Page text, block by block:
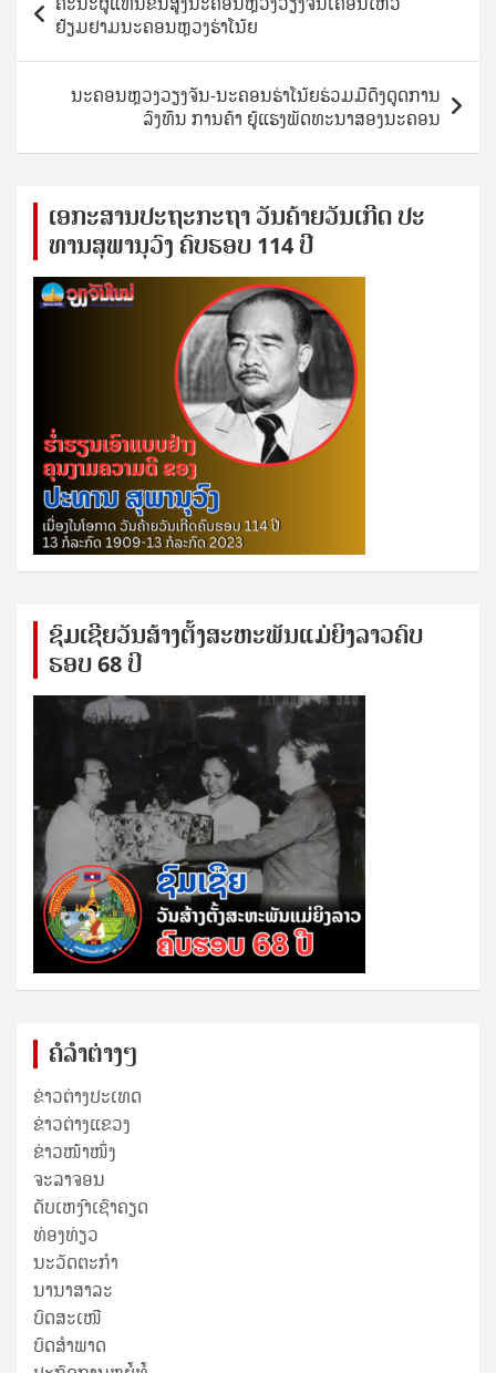
navigation
ຢ້ຽມຢາມນະຄອນຫຼວງຮ່າໂນ້ຍ
ນະຄອນຫຼວງວຽງຈັນ-ນະຄອນຮ່າໂນ້ຍຮ່ວມມືດຶງດູດການ
ລົງທຶນ ການຄ້າ ຍູ້ແຮງພັດທະນາສອງນະຄອນ
ເອ​ກະ​ສານ​ປະ​ຖະ​ກະ​ຖ​າ ວັນ​ຄ້າຍ​ວັນ​ເກີດ ປ​ະ​
ທານ​ສຸ​ພາ​ນຸ​ວົງ ຄົບ​ຮອບ 114 ປີ
ຊົ​ມ​ເຊີຍ​ວັນ​ສ້າງ​ຕັ້ງ​ສະ​ຫະ​ພັນ​ແມ່​ຍິງ​​ລາວຄົບ​
ຮອບ 68 ປິ
ຄໍລຳຕ່າງໆ
ຂ່າວຕ່າງປະເທດ
ຂ່າວ​ຕ່າງ​ແຂວງ
ຂ່າວໜ້າໜຶ່ງ
ຈະລາຈອນ
ດັບເຫງົາເຊົາຄຽດ
ທ່ອງທ່ຽວ
ນະວັດຕະກໍາ
ນານາສາລະ
ບົດສະເໜີ
ບົດສໍາພາດ